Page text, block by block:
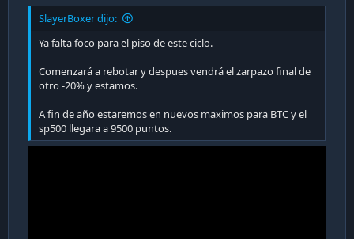
SlayerBoxer dijo:
Ya falta foco para el piso de este ciclo.
Comenzará a rebotar y despues vendrá el zarpazo final de
otro -20% y estamos.
A fin de año estaremos en nuevos maximos para BTC y el
sp500 llegara a 9500 puntos.